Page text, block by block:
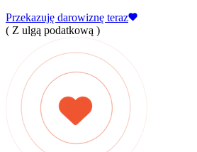
Przekazuję darowiznę teraz
( Z ulgą podatkową )